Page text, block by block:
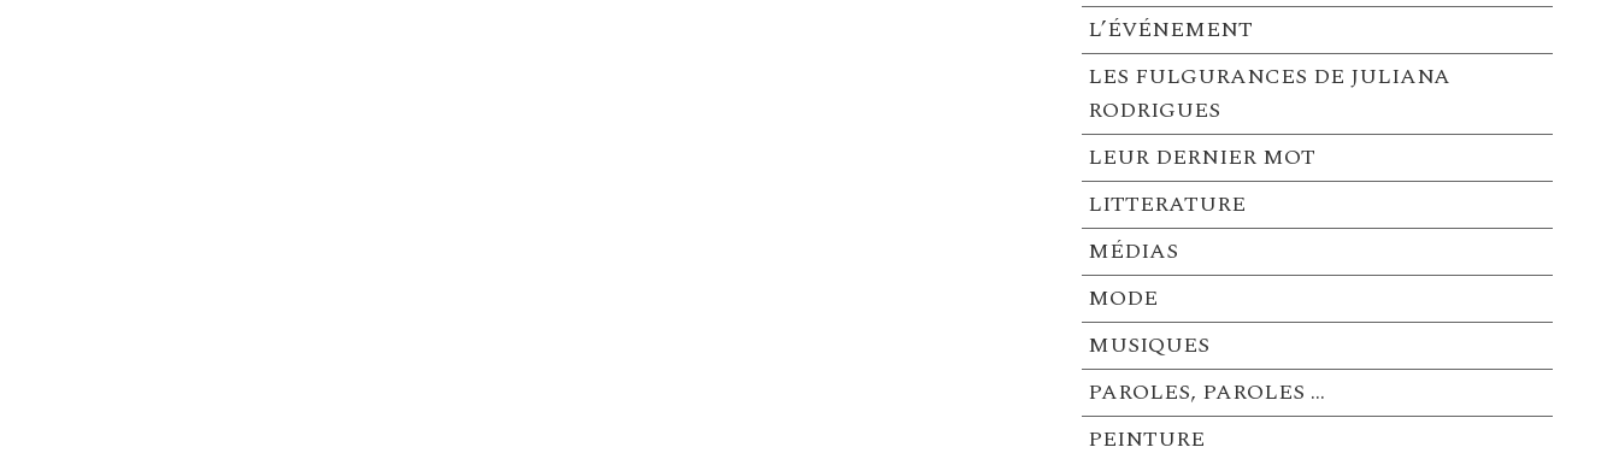
L’ÉVÉNEMENT
LES FULGURANCES DE JULIANA
RODRIGUES
LEUR DERNIER MOT
LITTERATURE
MÉDIAS
MODE
MUSIQUES
PAROLES, PAROLES …
PEINTURE